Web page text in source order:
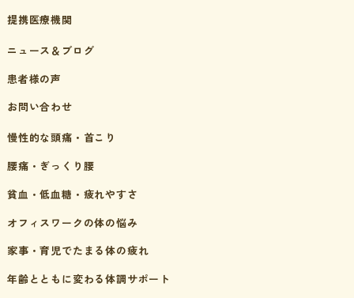
提携医療機関
ニュース＆ブログ
患者様の声
お問い合わせ
慢性的な頭痛・首こり
腰痛・ぎっくり腰
貧血・低血糖・疲れやすさ
オフィスワークの体の悩み
家事・育児でたまる体の疲れ
年齢とともに変わる体調サポート